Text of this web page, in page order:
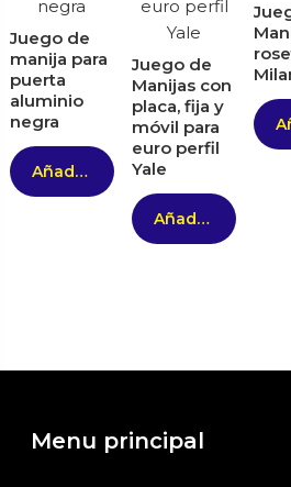
Juego de
manija para
puerta
aluminio
negra
Añadir al carrito
Juego de
Manijas con
placa, fija y
móvil para
euro perfil
Yale
Añadir al carrito
Menu principal